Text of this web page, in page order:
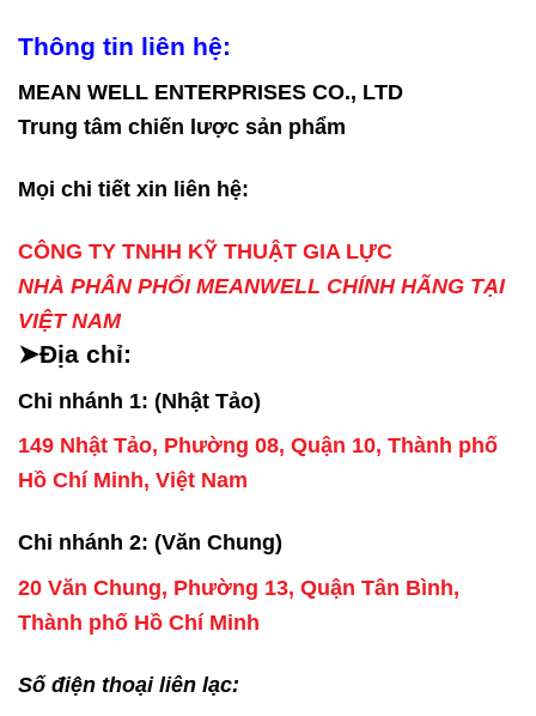
Thông tin liên hệ:
MEAN WELL ENTERPRISES CO., LTD
Trung tâm chiến lược sản phẩm
Mọi chi tiết xin liên hệ:
CÔNG TY TNHH KỸ THUẬT GIA LỰC
NHÀ PHÂN PHỐI MEANWELL CHÍNH HÃNG TẠI
VIỆT NAM
➤Địa chỉ:
Chi nhánh 1: (Nhật Tảo)
149 Nhật Tảo, Phường 08, Quận 10, Thành phố
Hồ Chí Minh, Việt Nam
Chi nhánh 2: (Văn Chung)
20 Văn Chung, Phường 13, Quận Tân Bình,
Thành phố Hồ Chí Minh
Số điện thoại liên lạc: